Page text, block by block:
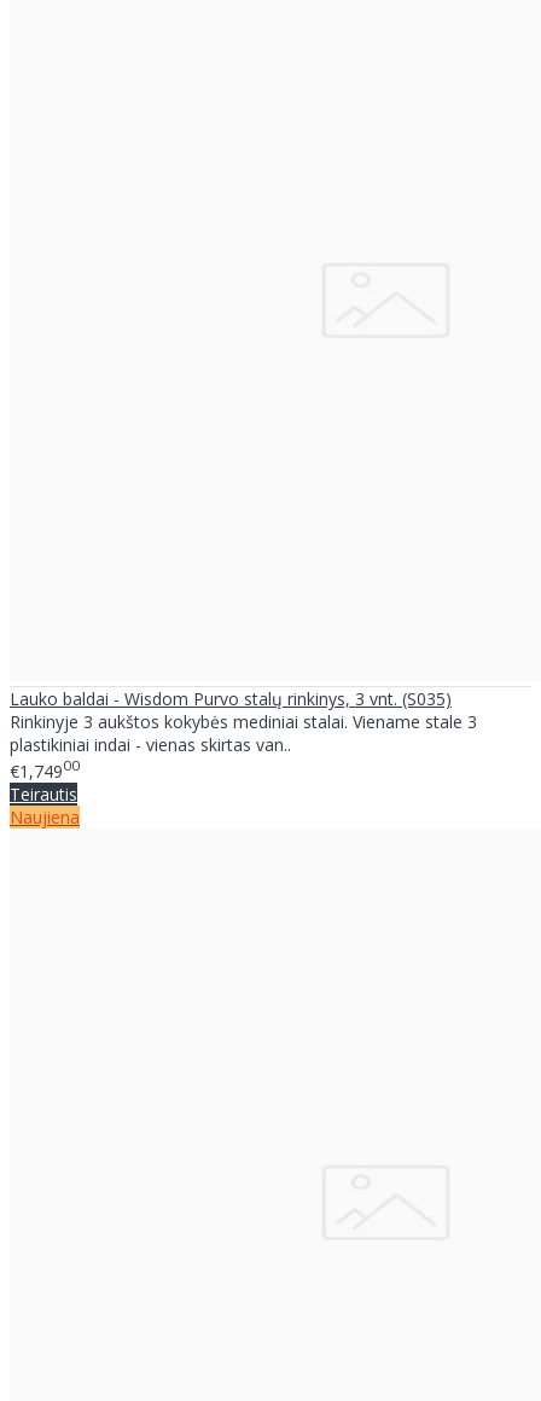
Lauko baldai - Wisdom Purvo stalų rinkinys, 3 vnt. (S035)
Rinkinyje 3 aukštos kokybės mediniai stalai. Viename stale 3
plastikiniai indai - vienas skirtas van..
€1,74900
Teirautis
Naujiena